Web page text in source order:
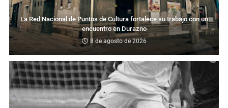
La Red Nacional de Puntos de Cultura fortalece su trabajo con un
encuentro en Durazno
8 de agosto de 2026